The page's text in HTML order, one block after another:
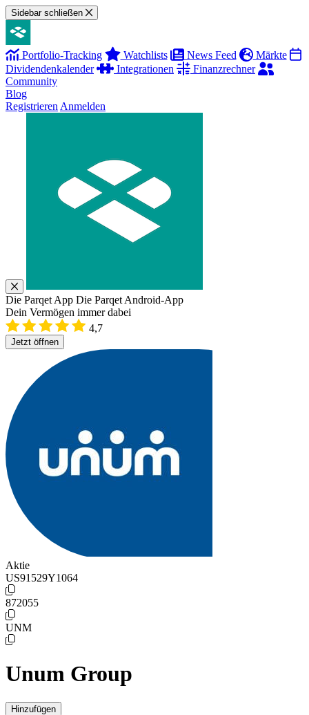
Sidebar schließen
Portfolio-Tracking Watchlists News Feed
Märkte
Dividendenkalender
Integrationen
Finanzrechner
Community
Blog
Registrieren Anmelden
Die Parqet App Die Parqet Android-App
Dein Vermögen immer dabei
4,7
Jetzt öffnen
Aktie
US91529Y1064
872055
UNM
Unum Group
Hinzufügen